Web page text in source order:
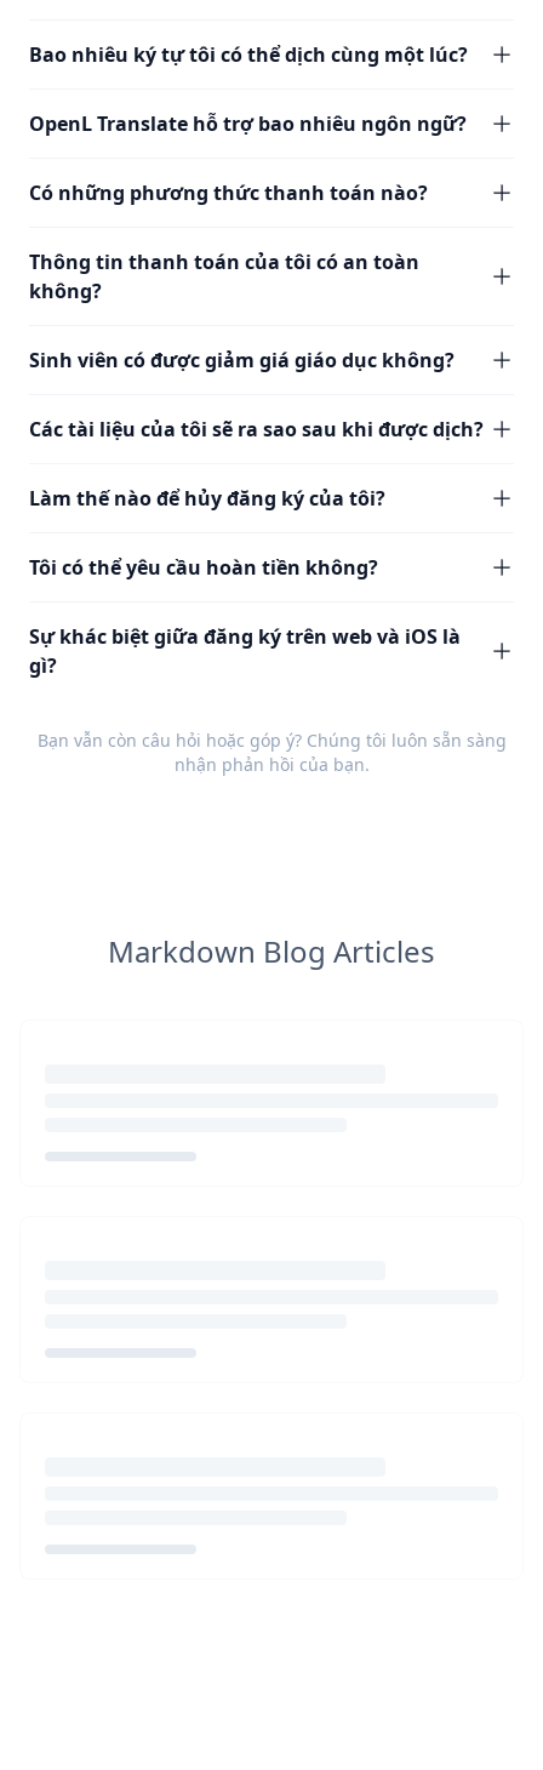
Bao nhiêu ký tự tôi có thể dịch cùng một lúc?
OpenL Translate hỗ trợ bao nhiêu ngôn ngữ?
Có những phương thức thanh toán nào?
Thông tin thanh toán của tôi có an toàn
không?
Sinh viên có được giảm giá giáo dục không?
Các tài liệu của tôi sẽ ra sao sau khi được dịch?
Làm thế nào để hủy đăng ký của tôi?
Tôi có thể yêu cầu hoàn tiền không?
Sự khác biệt giữa đăng ký trên web và iOS là
gì?
Bạn vẫn còn câu hỏi hoặc góp ý? Chúng tôi luôn sẵn sàng
nhận phản hồi của bạn.
Markdown Blog Articles